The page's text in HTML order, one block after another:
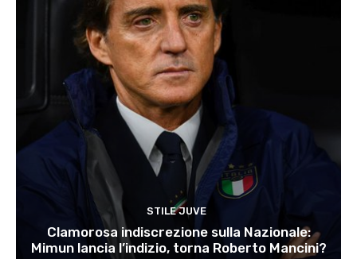
STILE JUVE
Clamorosa indiscrezione sulla Nazionale:
Mimun lancia l’indizio, torna Roberto Mancini?